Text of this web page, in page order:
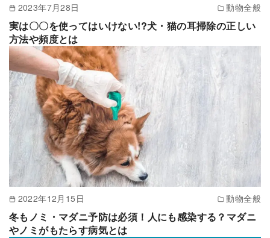
2023年7月28日 動物全般
実は〇〇を使ってはいけない!?犬・猫の耳掃除の正しい
方法や頻度とは
2022年12月15日 動物全般
冬もノミ・マダニ予防は必須！人にも感染する？マダニ
やノミがもたらす病気とは